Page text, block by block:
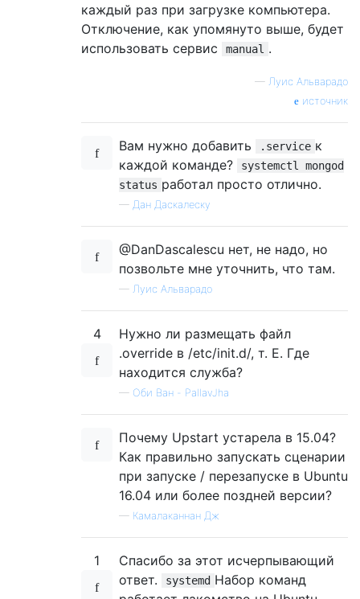
каждый раз при загрузке компьютера.
Отключение, как упомянуто выше, будет
использовать сервис
manual .
— Луис Альварадо
источник
Вам нужно добавить .service к
каждой команде?
systemctl mongod
status работал просто отлично.
— Дан Даскалеску
@DanDascalescu нет, не надо, но
позвольте мне уточнить, что там.
— Луис Альварадо
4
Нужно ли размещать файл
.override в /etc/init.d/, т. Е. Где
находится служба?
— Оби Ван - PallavJha
Почему Upstart устарела в 15.04?
Как правильно запускать сценарии
при запуске / перезапуске в Ubuntu
16.04 или более поздней версии?
— Камалаканнан Дж
1
Спасибо за этот исчерпывающий
ответ.
systemd Набор команд